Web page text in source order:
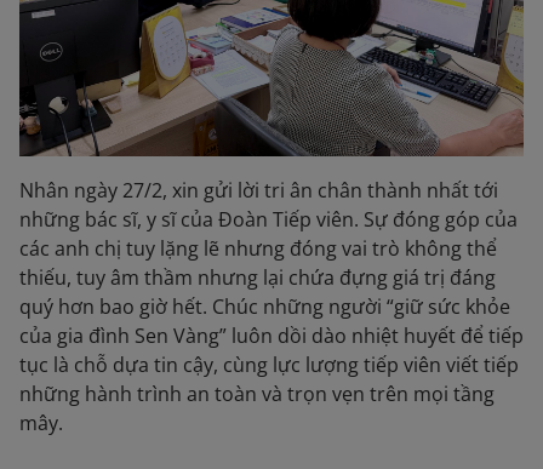
Nhân ngày 27/2, xin gửi lời tri ân chân thành nhất tới
những bác sĩ, y sĩ của Đoàn Tiếp viên. Sự đóng góp của
các anh chị tuy lặng lẽ nhưng đóng vai trò không thể
thiếu, tuy âm thầm nhưng lại chứa đựng giá trị đáng
quý hơn bao giờ hết. Chúc những người “giữ sức khỏe
của gia đình Sen Vàng” luôn dồi dào nhiệt huyết để tiếp
tục là chỗ dựa tin cậy, cùng lực lượng tiếp viên viết tiếp
những hành trình an toàn và trọn vẹn trên mọi tầng
mây.